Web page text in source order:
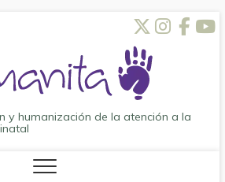
y humanización de la atención a la